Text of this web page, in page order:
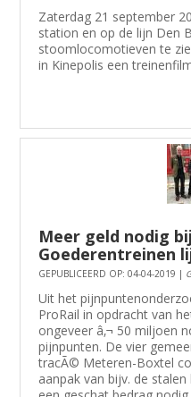
Zaterdag 21 september
station en op de lijn Den
stoomlocomotieven te
in Kinepolis een
Meer geld nodig
Goederentreinen
GEPUBLICEERD OP: 04-04-2019 |
Uit het
ProRail in opdracht van
ongeveer â‚¬ 50 miljoen
pijnpunten. De vier
tracÃ© Meteren-Boxtel
aanpak van bijv. de